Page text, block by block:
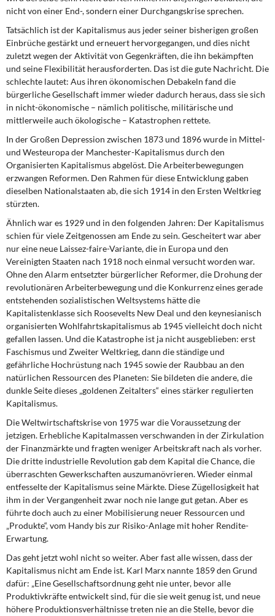
nicht von einer End-, sondern einer Durchgangskrise sprechen.
Tatsächlich ist der Kapitalismus aus jeder seiner bisherigen großen
Einbrüche gestärkt und erneuert hervorgegangen, und dies nicht
zuletzt wegen der Aktivität von Gegenkräften, die ihn bekämpften
und seine Flexibilität herausforderten. Das ist die gute Nachricht. Die
schlechte lautet: Aus ihren ökonomischen Debakeln fand die
bürgerliche Gesellschaft immer wieder dadurch heraus, dass sie sich
in nicht-ökonomische – nämlich politische, militärische und
mittlerweile auch ökologische – Katastrophen rettete.
In der Großen Depression zwischen 1873 und 1896 wurde in Mittel-
und Westeuropa der Manchester-Kapitalismus durch den
Organisierten Kapitalismus abgelöst. Die Arbeiterbewegungen
erzwangen Reformen. Den Rahmen für diese Entwicklung gaben
dieselben Nationalstaaten ab, die sich 1914 in den Ersten Weltkrieg
stürzten.
Ähnlich war es 1929 und in den folgenden Jahren: Der Kapitalismus
schien für viele Zeitgenossen am Ende zu sein. Gescheitert war aber
nur eine neue Laissez-faire-Variante, die in Europa und den
Vereinigten Staaten nach 1918 noch einmal versucht worden war.
Ohne den Alarm entsetzter bürgerlicher Reformer, die Drohung der
revolutionären Arbeiterbewegung und die Konkurrenz eines gerade
entstehenden sozialistischen Weltsystems hätte die
Kapitalistenklasse sich Roosevelts New Deal und den keynesianisch
organisierten Wohlfahrtskapitalismus ab 1945 vielleicht doch nicht
gefallen lassen. Und die Katastrophe ist ja nicht ausgeblieben: erst
Faschismus und Zweiter Weltkrieg, dann die ständige und
gefährliche Hochrüstung nach 1945 sowie der Raubbau an den
natürlichen Ressourcen des Planeten: Sie bildeten die andere, die
dunkle Seite dieses „goldenen Zeitalters“ eines stärker regulierten
Kapitalismus.
Die Weltwirtschaftskrise von 1975 war die Voraussetzung der
jetzigen. Erhebliche Kapitalmassen verschwanden in der Zirkulation
der Finanzmärkte und fragten weniger Arbeitskraft nach als vorher.
Die dritte industrielle Revolution gab dem Kapital die Chance, die
überraschten Gewerkschaften auszumanövrieren. Wieder einmal
entfesselte der Kapitalismus seine Märkte. Diese Zügellosigkeit hat
ihm in der Vergangenheit zwar noch nie lange gut getan. Aber es
führte doch auch zu einer Mobilisierung neuer Ressourcen und
„Produkte“, vom Handy bis zur Risiko-Anlage mit hoher Rendite-
Erwartung.
Das geht jetzt wohl nicht so weiter. Aber fast alle wissen, dass der
Kapitalismus nicht am Ende ist. Karl Marx nannte 1859 den Grund
dafür: „Eine Gesellschaftsordnung geht nie unter, bevor alle
Produktivkräfte entwickelt sind, für die sie weit genug ist, und neue
höhere Produktionsverhältnisse treten nie an die Stelle, bevor die